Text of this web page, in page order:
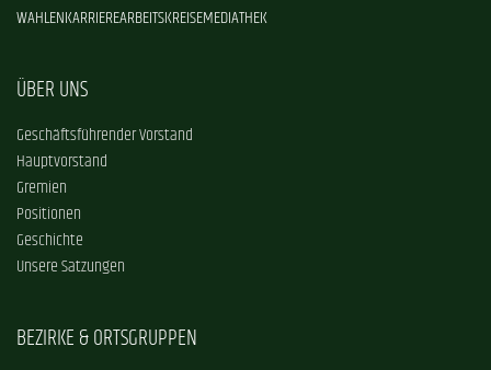
WAHLENKARRIEREARBEITSKREISEMEDIATHEK
ÜBER UNS
Geschäftsführender Vorstand
Hauptvorstand
Gremien
Positionen
Geschichte
Unsere Satzungen
BEZIRKE & ORTSGRUPPEN